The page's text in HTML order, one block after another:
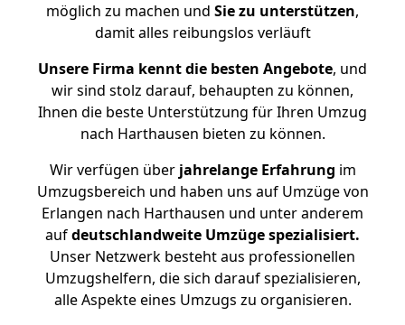
möglich zu machen und Sie zu unterstützen,
damit alles reibungslos verläuft
Unsere Firma kennt die besten Angebote, und
wir sind stolz darauf, behaupten zu können,
Ihnen die beste Unterstützung für Ihren Umzug
nach Harthausen bieten zu können.
Wir verfügen überjahrelange Erfahrung im
Umzugsbereich und haben uns auf Umzüge von
Erlangen nach Harthausen und unter anderem
aufdeutschlandweite Umzüge spezialisiert.
Unser Netzwerk besteht aus professionellen
Umzugshelfern, die sich darauf spezialisieren,
alle Aspekte eines Umzugs zu organisieren.